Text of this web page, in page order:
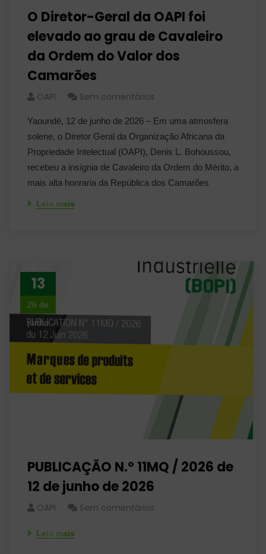
O Diretor-Geral da OAPI foi
elevado ao grau de Cavaleiro
da Ordem do Valor dos
Camarões
OAPI Sem comentários
Yaoundé, 12 de junho de 2026 – Em uma atmosfera
solene, o Diretor Geral da Organização Africana da
Propriedade Intelectual (OAPI), Denis L. Bohoussou,
recebeu a insígnia de Cavaleiro da Ordem do Mérito, a
mais alta honraria da República dos Camarões
Leia mais
13
26 de
junho
PUBLICAÇÃO N.º 11MQ / 2026 de
12 de junho de 2026
OAPI Sem comentários
Leia mais